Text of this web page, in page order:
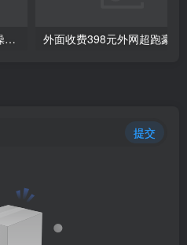
AI起号撸爆头条，小白也能操作，日入2000+
提交